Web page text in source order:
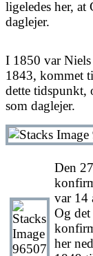
ligeledes her, at
daglejer.
I 1850 var
1843, kommet
dette tidspunkt,
som daglejer.
Den
var 14
Og
her